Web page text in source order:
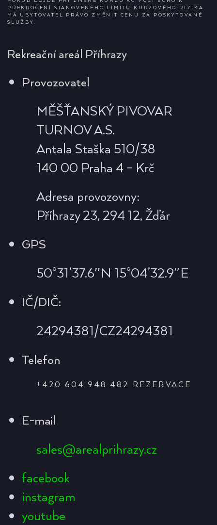
PŘEKROČENÍ STANOVENÉHO LIMITU KURZOVÉHO RIZIKA
MÁ UBYTOVATEL PRÁVO ZMĚNIT CENU ZA POSKYTOVANÉ
SLUŽBY.
Rekreační areál Příhrazy
Provozovatel
MĚŠŤANSKÝ PIVOVAR
TURNOV A.S.
Antala Staška 510/38
140 00 Praha 4 - Krč
Adresa provozovny:
Příhrazy 23, 294 12, Žďár
GPS
50°31’37.6″N 15°04’32.9″E
IČ/DIČ:
24294381/CZ24294381
Telefon
+420 604 948 482 REZERVACE
E-mail
sales@arealprihrazy.cz
facebook
instagram
youtube